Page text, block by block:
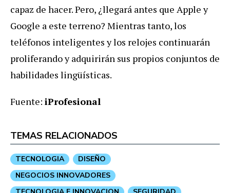
capaz de hacer. Pero, ¿llegará antes que Apple y
Google a este terreno? Mientras tanto, los
teléfonos inteligentes y los relojes continuarán
proliferando y adquirirán sus propios conjuntos de
habilidades lingüísticas.
Fuente: iProfesional
TEMAS RELACIONADOS
TECNOLOGIA
DISEÑO
NEGOCIOS INNOVADORES